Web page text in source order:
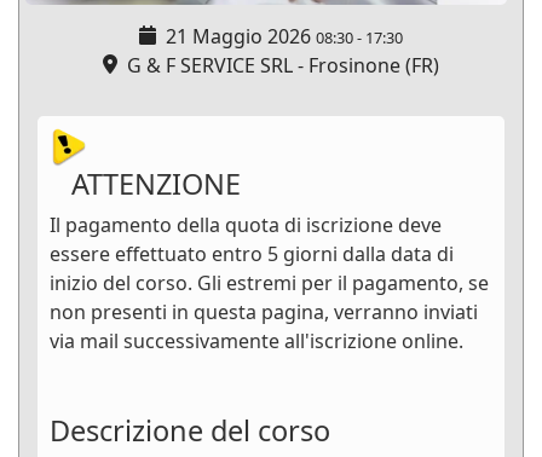
21 Maggio 2026 08:30- 17:30
G & F SERVICE SRL - Frosinone (FR)
ATTENZIONE
Il pagamento della quota di iscrizione deve
essere effettuato entro 5 giorni dalla data di
inizio del corso. Gli estremi per il pagamento, se
non presenti in questa pagina, verranno inviati
via mail successivamente all'iscrizione online.
Descrizione del corso